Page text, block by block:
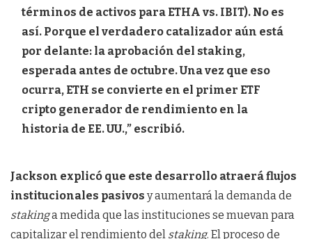
términos de activos para ETHA vs. IBIT). No es
así. Porque el verdadero catalizador aún está
por delante: la aprobación del staking,
esperada antes de octubre. Una vez que eso
ocurra, ETH se convierte en el primer ETF
cripto generador de rendimiento en la
historia de EE. UU.,” escribió.
Jackson explicó que este desarrollo atraerá flujos
institucionales pasivos y aumentará la demanda de
stakinga medida que las instituciones se muevan para
capitalizar el rendimiento del staking. El proceso de